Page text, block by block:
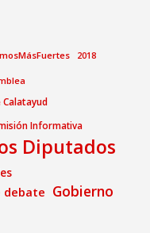
2018
Informativa
Diputados
debate Gobierno